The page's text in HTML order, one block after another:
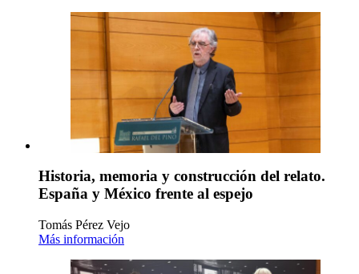
Historia, memoria y construcción del relato.
España y México frente al espejo
Tomás Pérez Vejo
Más información